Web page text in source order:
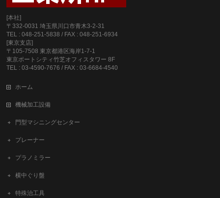
[本社]
〒332-0031 埼玉県川口市青木3-2-31
TEL : 048-251-5838 / FAX : 048-251-6934
[東京支店]
〒105-7508 東京都港区海岸1-7-1
東京ポートシティ竹芝オフィスタワー 8F
TEL : 03-4590-7676 / FAX : 03-6684-4540
ホーム
機械加工設備
門型マシニングセンター
プレーナー
プラノミラー
横中ぐり盤
特殊治工具